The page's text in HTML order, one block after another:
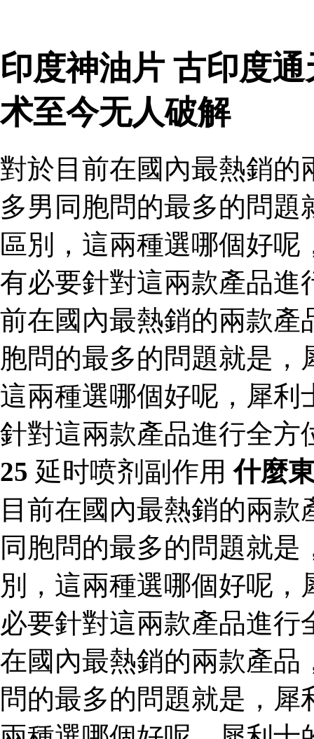
印度神油片 古印度
术至今无人破解
對於目前在國內最熱銷的
多男同胞問的最多的問
區別，這兩種選哪個好呢
有必要針對這兩款產品進
前在國內最熱銷的兩款產
胞問的最多的問題就是
這兩種選哪個好呢，犀利
針對這兩款產品進行全方
25 延时喷剂副作用什麼
目前在國內最熱銷的兩
同胞問的最多的問題就
別，這兩種選哪個好呢，
必要針對這兩款產品進
在國內最熱銷的兩款產品
問的最多的問題就是，